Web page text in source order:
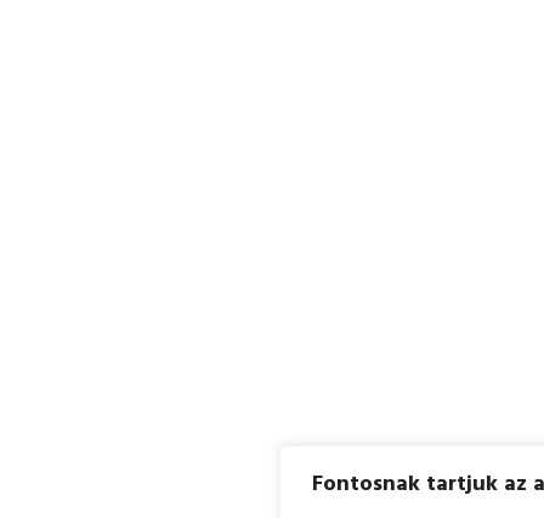
Fontosnak tartjuk az